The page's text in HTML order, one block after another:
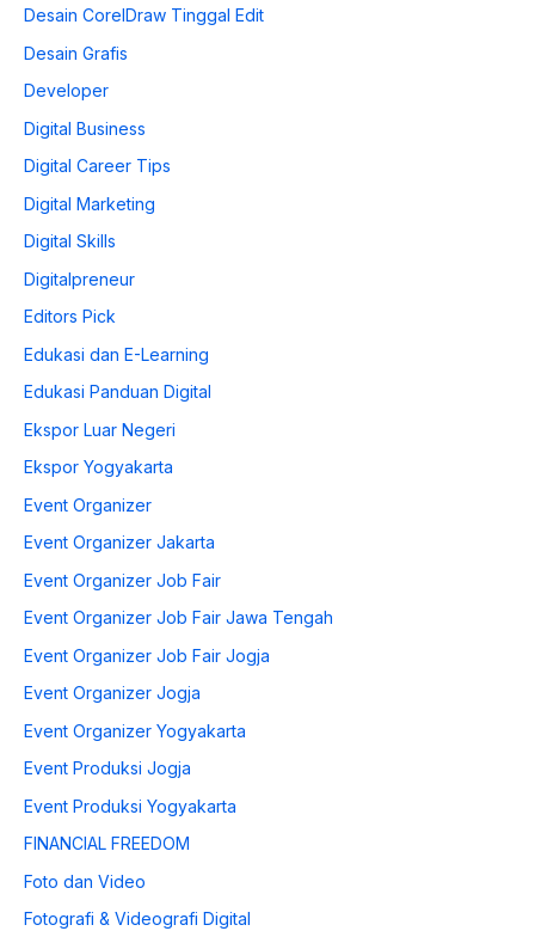
Desain CorelDraw Tinggal Edit
Desain Grafis
Developer
Digital Business
Digital Career Tips
Digital Marketing
Digital Skills
Digitalpreneur
Editors Pick
Edukasi dan E-Learning
Edukasi Panduan Digital
Ekspor Luar Negeri
Ekspor Yogyakarta
Event Organizer
Event Organizer Jakarta
Event Organizer Job Fair
Event Organizer Job Fair Jawa Tengah
Event Organizer Job Fair Jogja
Event Organizer Jogja
Event Organizer Yogyakarta
Event Produksi Jogja
Event Produksi Yogyakarta
FINANCIAL FREEDOM
Foto dan Video
Fotografi & Videografi Digital